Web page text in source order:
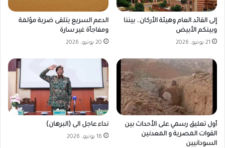
إلى القائد العام وهيئة الأركان.. بيننا
وبينكم الأبيض
21 يونيو، 2026
الدعم السريع يتلقى ضربة مؤلمة
ومفاجأة غير سارة
20 يونيو، 2026
أول تعليق رسمي على الأحداث بين
القوات المصرية و المعدنين
السودانيين
نداء عاجل الى (البرهان)
16 يونيو، 2026